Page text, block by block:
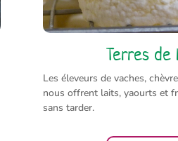
Terres de
Les éleveurs de vaches,
nous offrent laits, yaourts et
sans tarder.